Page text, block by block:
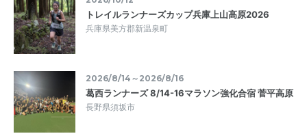
トレイルランナーズカップ兵庫上山高原2026
兵庫県美方郡新温泉町
2026/8/14～2026/8/16
葛西ランナーズ 8/14-16マラソン強化合宿 菅平高原
長野県須坂市